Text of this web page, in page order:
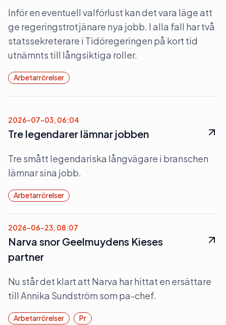
Inför en eventuell valförlust kan det vara läge att
ge regeringstrotjänare nya jobb. I alla fall har två
statssekreterare i Tidöregeringen på kort tid
utnämnts till långsiktiga roller.
Arbetarrörelser
2026-07-03, 06:04
Tre legendarer lämnar jobben
Tre smått legendariska långvägare i branschen
lämnar sina jobb.
Arbetarrörelser
2026-06-23, 08:07
Narva snor Geelmuydens Kieses
partner
Nu står det klart att Narva har hittat en ersättare
till Annika Sundström som pa-chef.
Arbetarrörelser Pr